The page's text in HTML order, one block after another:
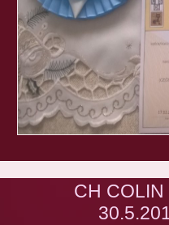
CH COLIN